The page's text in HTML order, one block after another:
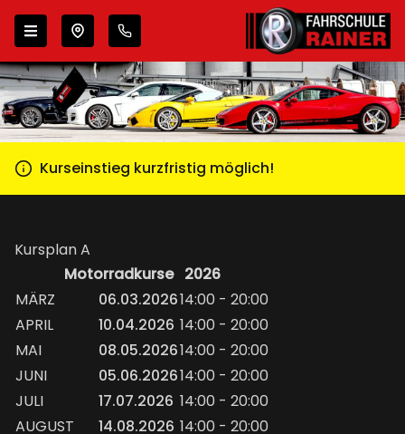
Zur Navigation springen
Zum Inhalt springen
Wähle deinen Standort
Kurseinstieg kurzfristig möglich!
Kursplan A
Motorradkurse 2026
MÄRZ
06.03.202614:00 - 20:00
APRIL
10.04.2026 14:00 - 20:00
MAI
08.05.202614:00 - 20:00
JUNI
05.06.202614:00 - 20:00
JULI
17.07.2026 14:00 - 20:00
AUGUST
14.08.2026 14:00 - 20:00